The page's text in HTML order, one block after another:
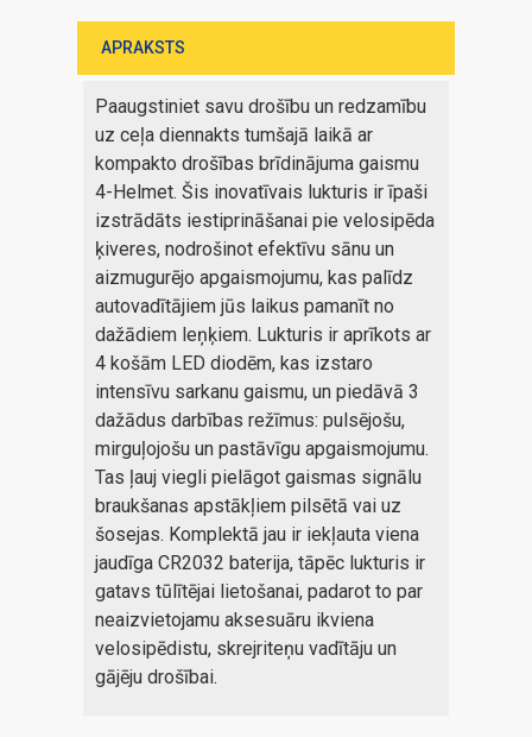
APRAKSTS
Paaugstiniet savu drošību un redzamību
uz ceļa diennakts tumšajā laikā ar
kompakto drošības brīdinājuma gaismu
4-Helmet. Šis inovatīvais lukturis ir īpaši
izstrādāts iestiprināšanai pie velosipēda
ķiveres, nodrošinot efektīvu sānu un
aizmugurējo apgaismojumu, kas palīdz
autovadītājiem jūs laikus pamanīt no
dažādiem leņķiem. Lukturis ir aprīkots ar
4 košām LED diodēm, kas izstaro
intensīvu sarkanu gaismu, un piedāvā 3
dažādus darbības režīmus: pulsējošu,
mirguļojošu un pastāvīgu apgaismojumu.
Tas ļauj viegli pielāgot gaismas signālu
braukšanas apstākļiem pilsētā vai uz
šosejas. Komplektā jau ir iekļauta viena
jaudīga CR2032 baterija, tāpēc lukturis ir
gatavs tūlītējai lietošanai, padarot to par
neaizvietojamu aksesuāru ikviena
velosipēdistu, skrejriteņu vadītāju un
gājēju drošībai.